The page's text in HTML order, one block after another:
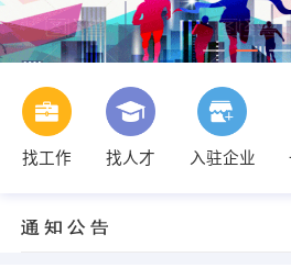
找工作 找人才 入驻企业